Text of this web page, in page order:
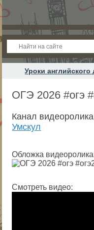
Уроки
ОГЭ 2026 #огэ
Канал
Умскул
Обложка
Смотреть видео: